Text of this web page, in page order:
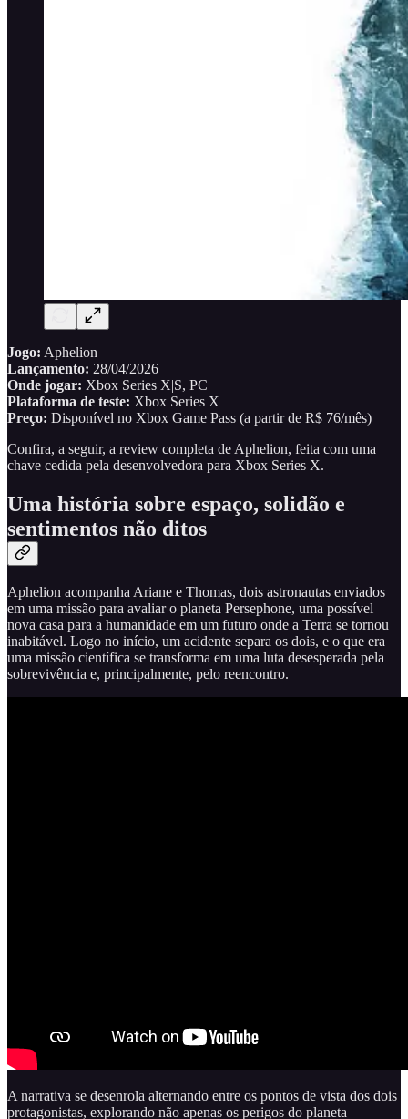
Jogo: Aphelion
Lançamento: 28/04/2026
Onde jogar: Xbox Series X|S, PC
Plataforma de teste: Xbox Series X
Preço: Disponível no Xbox Game Pass (a partir de R$ 76/mês)
Confira, a seguir, a review completa de Aphelion, feita com uma
chave cedida pela desenvolvedora para Xbox Series X.
Uma história sobre espaço, solidão e
sentimentos não ditos
Aphelion acompanha Ariane e Thomas, dois astronautas enviados
em uma missão para avaliar o planeta Persephone, uma possível
nova casa para a humanidade em um futuro onde a Terra se tornou
inabitável. Logo no início, um acidente separa os dois, e o que era
uma missão científica se transforma em uma luta desesperada pela
sobrevivência e, principalmente, pelo reencontro.
A narrativa se desenrola alternando entre os pontos de vista dos dois
protagonistas, explorando não apenas os perigos do planeta